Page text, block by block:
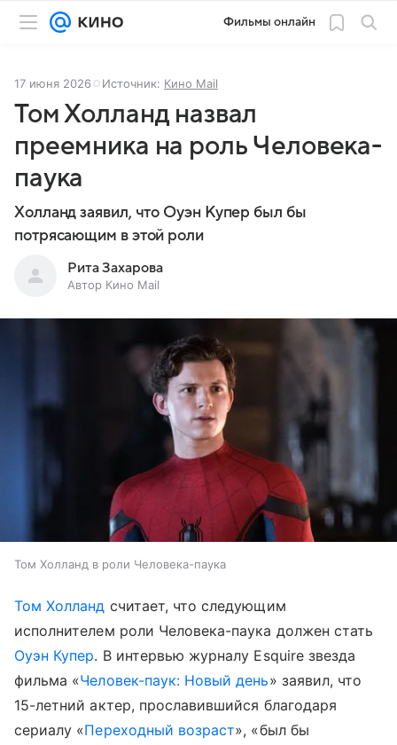
Фильмы онлайн
17 июня 2026 Источник: Кино Mail
Том Холланд назвал
преемника на роль Человека-
паука
Холланд заявил, что Оуэн Купер был бы
потрясающим в этой роли
Рита Захарова
Автор Кино Mail
Том Холланд в роли Человека-паука
Том Холланд считает, что следующим
исполнителем роли Человека-паука должен стать
Оуэн Купер. В интервью журналу Esquire звезда
фильма «Человек-паук: Новый день» заявил, что
15-летний актер, прославившийся благодаря
сериалу «Переходный возраст», «был бы